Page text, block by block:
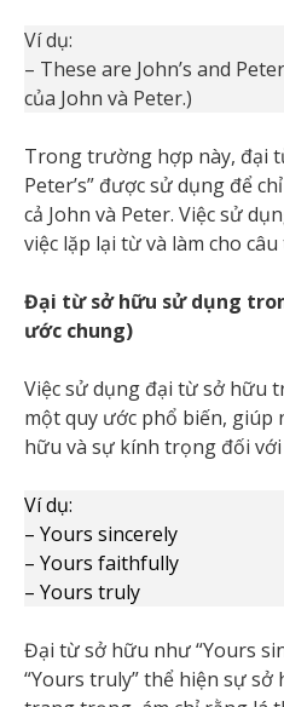
Ví dụ:
– These are John’s and
của John và Peter.)
Trong trường hợp này, đại
Peter’s” được sử dụng để
cả John và Peter. Việc sử
việc lặp lại từ và làm cho
Đại từ sở hữu sử dụng
ước chung)
Việc sử dụng đại từ sở hữu
một quy ước phổ biến,
hữu và sự kính trọng đối
Ví dụ:
– Yours sincerely
– Yours faithfully
– Yours truly
Đại từ sở hữu như “Yours
“Yours truly” thể hiện sự sở